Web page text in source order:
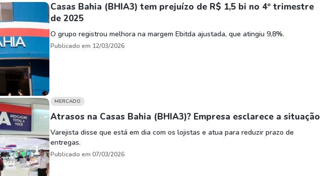
Casas Bahia (BHIA3) tem prejuízo de R$ 1,5 bi no 4º trimestre
de 2025
O grupo registrou melhora na margem Ebitda ajustada, que atingiu 9,8%.
Publicado em 12/03/2026
MERCADO
Atrasos na Casas Bahia (BHIA3)? Empresa esclarece a situação
Varejista disse que está em dia com os lojistas e atua para reduzir prazo de
entregas.
Publicado em 07/03/2026